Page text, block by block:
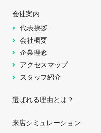
会社案内
代表挨拶
会社概要
企業理念
アクセスマップ
スタッフ紹介
選ばれる理由とは？
来店シミュレーション